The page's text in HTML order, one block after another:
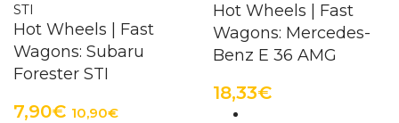
Hot Wheels | Fast
Wagons: Subaru
Forester STI
7,90€ 10,90€
Hot Wheels | Fast
Wagons: Mercedes-
Benz E 36 AMG
18,33€